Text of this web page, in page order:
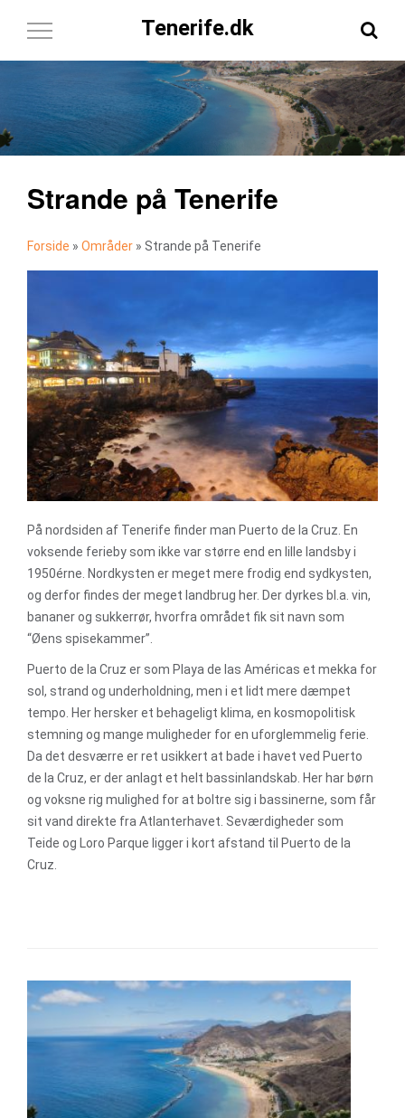
Tenerife.dk
Toggle
Strande på Tenerife
Forside » Områder » Strande på Tenerife
På nordsiden af Tenerife finder man Puerto de la Cruz. En
voksende ferieby som ikke var større end en lille landsby i
1950érne. Nordkysten er meget mere frodig end sydkysten,
og derfor findes der meget landbrug her. Der dyrkes bl.a. vin,
bananer og sukkerrør, hvorfra området fik sit navn som
“Øens spisekammer”.
Puerto de la Cruz er som Playa de las Américas et mekka for
sol, strand og underholdning, men i et lidt mere dæmpet
tempo. Her hersker et behageligt klima, en kosmopolitisk
stemning og mange muligheder for en uforglemmelig ferie.
Da det desværre er ret usikkert at bade i havet ved Puerto
de la Cruz, er der anlagt et helt bassinlandskab. Her har børn
og voksne rig mulighed for at boltre sig i bassinerne, som får
sit vand direkte fra Atlanterhavet. Seværdigheder som
Teide og Loro Parque ligger i kort afstand til Puerto de la
Cruz.